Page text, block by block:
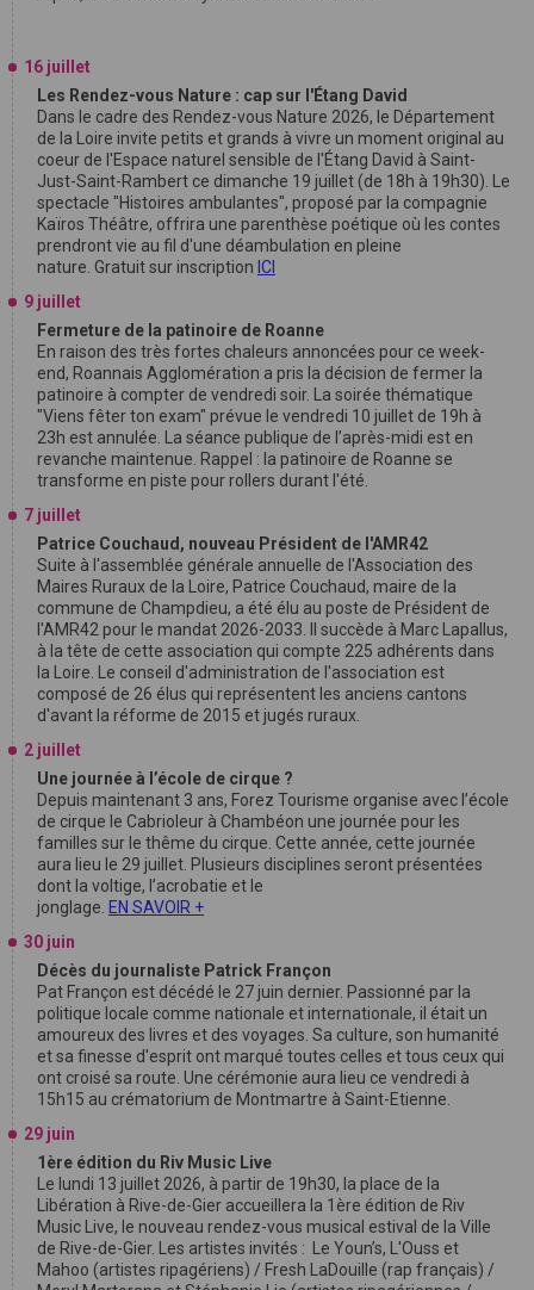
16 juillet
Les Rendez-vous Nature : cap sur l'Étang David
Dans le cadre des Rendez-vous Nature 2026, le Département
de la Loire invite petits et grands à vivre un moment original au
coeur de l'Espace naturel sensible de l'Étang David à Saint-
Just-Saint-Rambert ce dimanche 19 juillet (de 18h à 19h30). Le
spectacle "Histoires ambulantes", proposé par la compagnie
Kaïros Théâtre, offrira une parenthèse poétique où les contes
prendront vie au fil d'une déambulation en pleine
nature. Gratuit sur inscription ICI
9 juillet
Fermeture de la patinoire de Roanne
En raison des très fortes chaleurs annoncées pour ce week-
end, Roannais Agglomération a pris la décision de fermer la
patinoire à compter de vendredi soir. La soirée thématique
"Viens fêter ton exam" prévue le vendredi 10 juillet de 19h à
23h est annulée. La séance publique de l’après-midi est en
revanche maintenue. Rappel : la patinoire de Roanne se
transforme en piste pour rollers durant l'été.
7 juillet
Patrice Couchaud, nouveau Président de l'AMR42
Suite à l'assemblée générale annuelle de l'Association des
Maires Ruraux de la Loire, Patrice Couchaud, maire de la
commune de Champdieu, a été élu au poste de Président de
l'AMR42 pour le mandat 2026-2033. Il succède à Marc Lapallus,
à la tête de cette association qui compte 225 adhérents dans
la Loire. Le conseil d'administration de l'association est
composé de 26 élus qui représentent les anciens cantons
d'avant la réforme de 2015 et jugés ruraux.
2 juillet
Une journée à l’école de cirque ?
Depuis maintenant 3 ans, Forez Tourisme organise avec l’école
de cirque le Cabrioleur à Chambéon une journée pour les
familles sur le thême du cirque. Cette année, cette journée
aura lieu le 29 juillet. Plusieurs disciplines seront présentées
dont la voltige, l’acrobatie et le
jonglage. EN SAVOIR +
30 juin
Décès du journaliste Patrick Françon
Pat Françon est décédé le 27 juin dernier. Passionné par la
politique locale comme nationale et internationale, il était un
amoureux des livres et des voyages. Sa culture, son humanité
et sa finesse d'esprit ont marqué toutes celles et tous ceux qui
ont croisé sa route. Une cérémonie aura lieu ce vendredi à
15h15 au crématorium de Montmartre à Saint-Etienne.
29 juin
1ère édition du Riv Music Live
Le lundi 13 juillet 2026, à partir de 19h30, la place de la
Libération à Rive-de-Gier accueillera la 1ère édition de Riv
Music Live, le nouveau rendez-vous musical estival de la Ville
de Rive-de-Gier. Les artistes invités : Le Youn’s, L'Ouss et
Mahoo (artistes ripagériens) / Fresh LaDouille (rap français) /